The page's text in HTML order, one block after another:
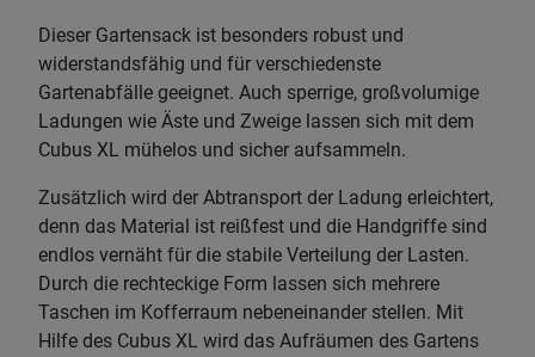
Dieser Gartensack ist besonders robust und
widerstandsfähig und für verschiedenste
Gartenabfälle geeignet. Auch sperrige, großvolumige
Ladungen wie Äste und Zweige lassen sich mit dem
Cubus XL mühelos und sicher aufsammeln.
Zusätzlich wird der Abtransport der Ladung erleichtert,
denn das Material ist reißfest und die Handgriffe sind
endlos vernäht für die stabile Verteilung der Lasten.
Durch die rechteckige Form lassen sich mehrere
Taschen im Kofferraum nebeneinander stellen. Mit
Hilfe des Cubus XL wird das Aufräumen des Gartens